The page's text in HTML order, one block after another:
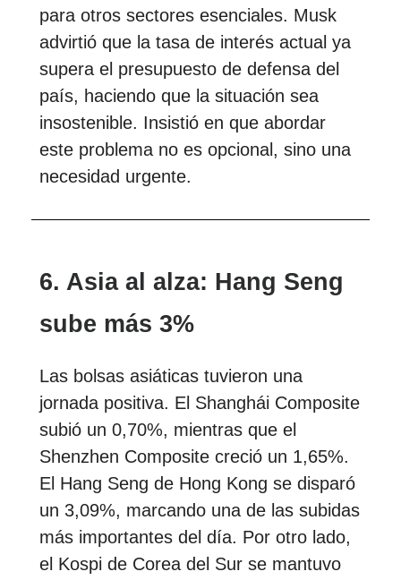
para otros sectores esenciales. Musk
advirtió que la tasa de interés actual ya
supera el presupuesto de defensa del
país, haciendo que la situación sea
insostenible. Insistió en que abordar
este problema no es opcional, sino una
necesidad urgente.
6. Asia al alza: Hang Seng
sube más 3%
Las bolsas asiáticas tuvieron una
jornada positiva. El Shanghái Composite
subió un 0,70%, mientras que el
Shenzhen Composite creció un 1,65%.
El Hang Seng de Hong Kong se disparó
un 3,09%, marcando una de las subidas
más importantes del día. Por otro lado,
el Kospi de Corea del Sur se mantuvo